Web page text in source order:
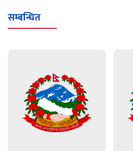
सम्बन्धित